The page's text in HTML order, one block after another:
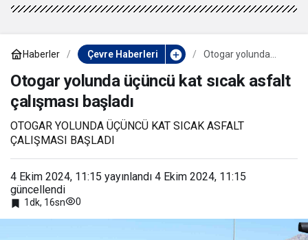
Haberler Çevre Haberleri
Otogar yolunda
asfalt çalışması
başladı
Otogar yolunda üçüncü kat sıcak asfalt
çalışması başladı
OTOGAR YOLUNDA ÜÇÜNCÜ KAT SICAK ASFALT
ÇALIŞMASI BAŞLADI
4 Ekim 2024, 11:15 yayınlandı 4 Ekim 2024, 11:15
güncellendi
1dk, 16sn 0